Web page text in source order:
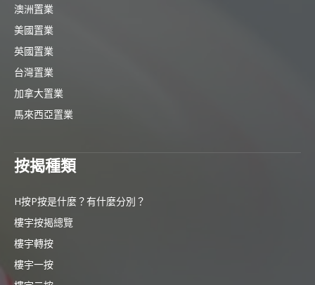
澳洲置業
美國置業
英國置業
台灣置業
加拿大置業
馬來西亞置業
按揭種類
H按P按是什麼？有什麼分別？
樓宇按揭總覽
樓宇轉按
樓宇一按